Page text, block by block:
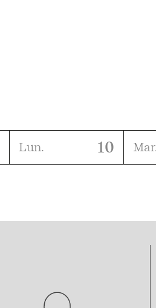
Lun. 10